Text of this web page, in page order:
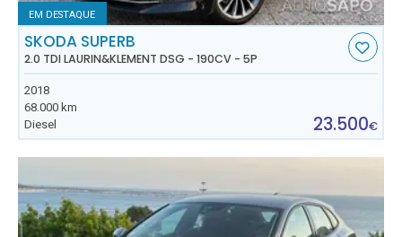
EM DESTAQUE
SKODA SUPERB
2.0 TDI LAURIN&KLEMENT DSG - 190CV - 5P
2018
68.000 km
Diesel
23.500€